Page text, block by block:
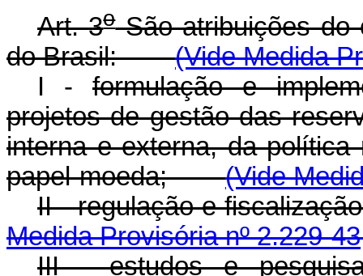
Art. 3oSão atribuições do
do Brasil:(Vide Medida
I - formulação e
projetos de gestão das
interna e externa, da
papel-moeda;(Vide
II - regulação e
Medida Provisória nº 2.229-
III - estudos e